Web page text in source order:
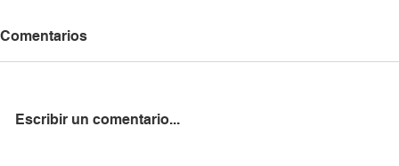
Comentarios
Escribir un comentario...